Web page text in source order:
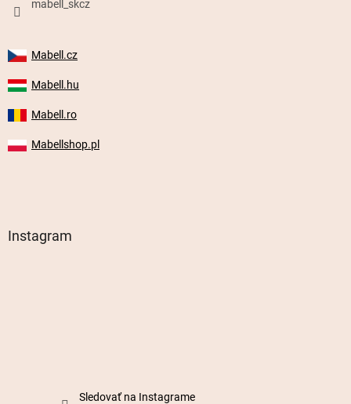
mabell_skcz
Mabell.cz
Mabell.hu
Mabell.ro
Mabellshop.pl
Instagram
Sledovať na Instagrame